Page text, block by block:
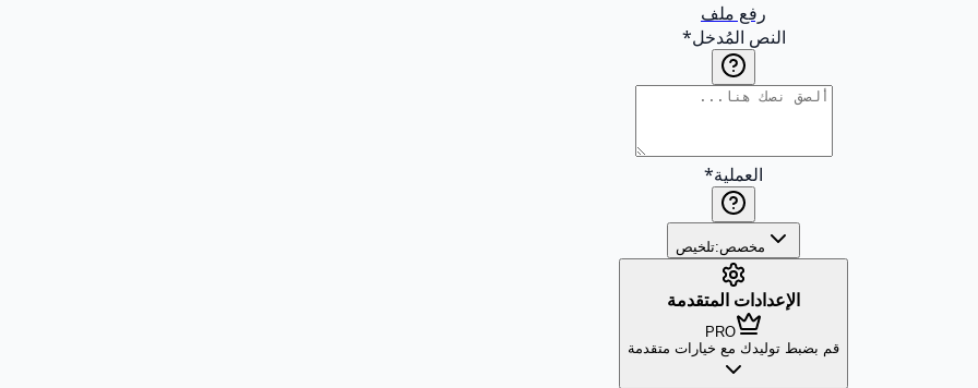
رفع ملف
النص المُدخل*
العملية*
مخصص:تلخيص
الإعدادات المتقدمة
PRO
قم بضبط توليدك مع خيارات متقدمة